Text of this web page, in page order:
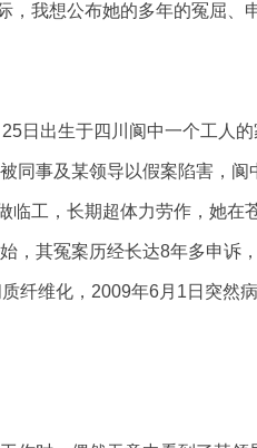
，我想公布她的多年的冤屈
日出生于四川阆中一个工人
同事及某领导以假案陷害，
临工，长期超体力劳作，她在
，其冤案历经长达8年多申诉
纤维化，2009年6月1日突然